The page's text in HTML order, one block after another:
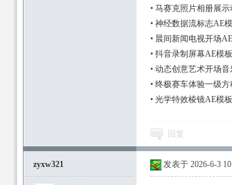
•马赛克照片相册展示
•神经数据流标志AE模
• 晨间新闻电视开场
•抖音录制屏幕AE模板
•动态创意艺术开场音
•终极赛车体验一级方
•光学特效棱镜AE模板
回复
zyxw321 发表于 2026-6-3